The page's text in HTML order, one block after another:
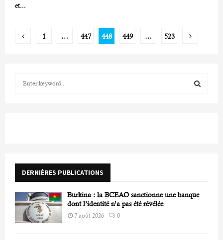
et...
Pagination
1 … 447 448 449 … 523
r
DERNIÈRES PUBLICATIONS
Burkina : la BCEAO sanctionne une banque
dont l’identité n’a pas été révélée
7 août 2026 0